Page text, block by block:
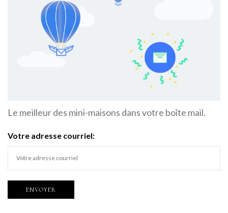
Le meilleur des mini-maisons dans votre boîte mail.
Votre adresse courriel: